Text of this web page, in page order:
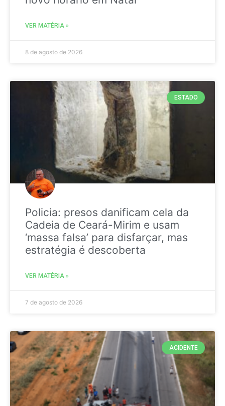
VER MATÉRIA »
8 de agosto de 2026
ESTADO
Policia: presos danificam cela da
Cadeia de Ceará-Mirim e usam
‘massa falsa’ para disfarçar, mas
estratégia é descoberta
VER MATÉRIA »
7 de agosto de 2026
ACIDENTE